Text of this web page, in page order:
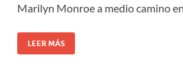
Marilyn Monroe a medio camino
LEER MÁS